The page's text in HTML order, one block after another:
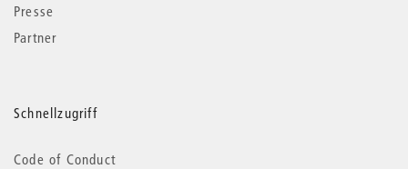
Presse
Partner
Schnellzugriff
Code of Conduct